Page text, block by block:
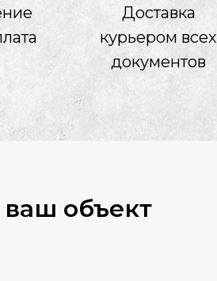
Доставка
курьером всех
документов
объект